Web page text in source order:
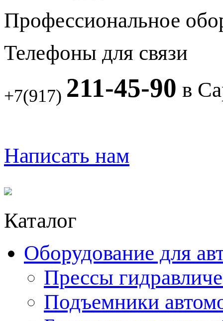
Профессиональное
Телефоны для связи
+7(917) 211-45-90 в
Написать нам
Каталог
Оборудование для
Прессы
Подъемники